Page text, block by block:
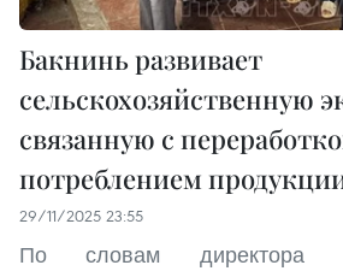
Бакнинь развивает
сельскохозяйственную
связанную с
потреблением
29/11/2025 23:55
По словам директора